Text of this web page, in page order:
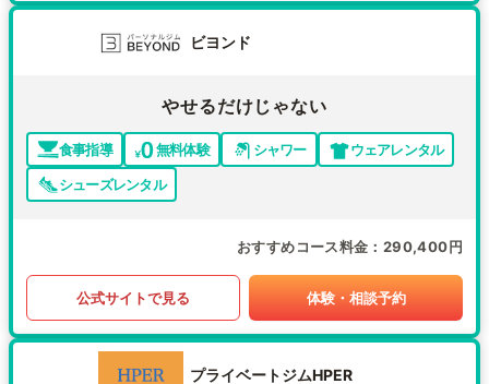
ビヨンド
やせるだけじゃない
食事指導 無料体験 シャワー
ウェアレンタル
シューズレンタル
おすすめコース料金 290,400円
公式サイトで見る 体験・相談予約
プライベートジムHPER